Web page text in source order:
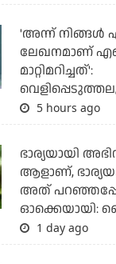
'അന്ന് നിങ്ങള്‍
ലേഖനമാണ്
മാറ്റിമറിച്ചത്':
5 hours ago
ഭാര്യയായി
ആളാണ്,
അത്
ഓക്കെയായി:
1 day ago